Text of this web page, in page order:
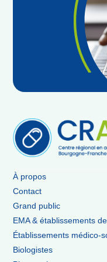
À propos
Contact
Grand public
EMA & établissements
Établissements médico-
Biologistes